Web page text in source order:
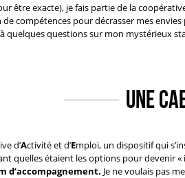
être exacte), je fais partie de la
compétences pour décrasser mes
quelques questions sur mon mystérieux
une
d’Activité et d’Emploi, un dispositif qui
quelles étaient les options pour devenir
d’accompagnement. Je ne voulais pas